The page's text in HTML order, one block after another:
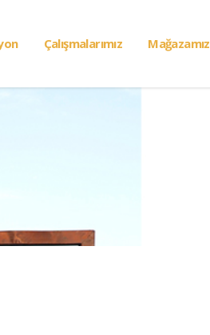
Çalışmalarımız Mağazamız